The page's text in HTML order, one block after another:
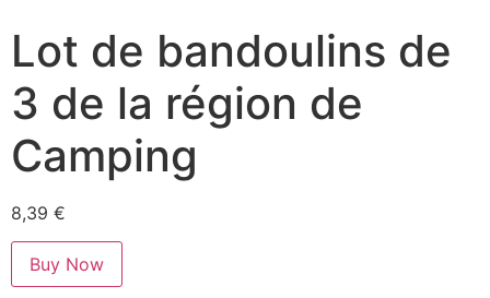
Lot de bandoulins de
3 de la région de
Camping
8,39 €
Buy Now